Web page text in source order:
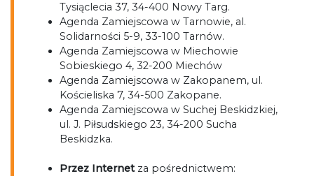
Tysiąclecia 37, 34-400 Nowy Targ.
Agenda Zamiejscowa w Tarnowie, al.
Solidarności 5-9, 33-100 Tarnów.
Agenda Zamiejscowa w Miechowie
Sobieskiego 4, 32-200 Miechów
Agenda Zamiejscowa w Zakopanem, ul.
Kościeliska 7, 34-500 Zakopane.
Agenda Zamiejscowa w Suchej Beskidzkiej,
ul. J. Piłsudskiego 23, 34-200 Sucha
Beskidzka.
Przez Internet za pośrednictwem: